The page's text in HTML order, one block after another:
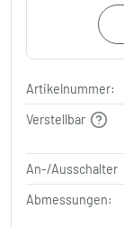
Artikelnummer:
Verstellbar
An-/Ausschalter
Abmessungen: